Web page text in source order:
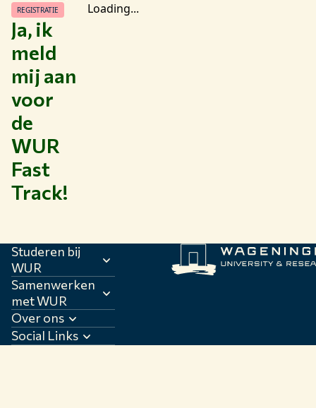
Ja, ik
meld
mij aan
voor
de
WUR
Fast
Track!
REGISTRATIE Loading...
Studeren bij
WUR
Samenwerken
met WUR
Over ons
Social Links